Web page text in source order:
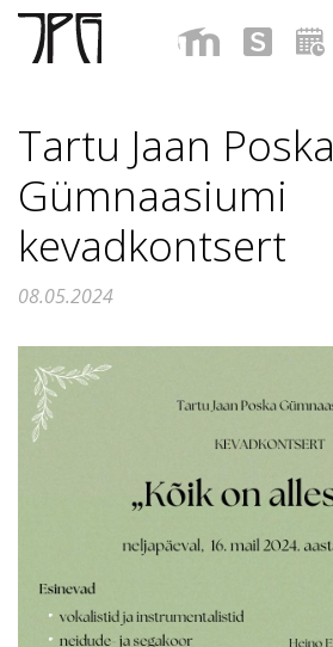
Tartu Jaan Poska
Gümnaasiumi
kevadkontsert
08.05.2024